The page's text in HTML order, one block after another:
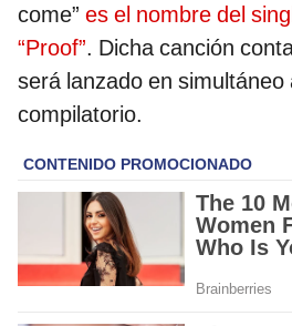
come” es el nombre del
“Proof”. Dicha canción
será lanzado en simultáneo
compilatorio.